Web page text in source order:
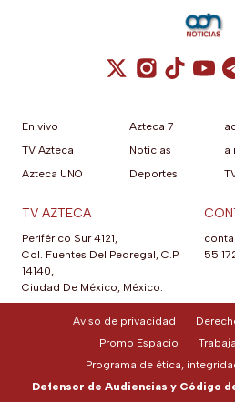
Cuenta de X /
Cuenta de
En vivo
TV Azteca
Azteca UNO
Azteca 7
Noticias
Deportes
a
TV AZTECA
Periférico Sur 4121,
Col. Fuentes Del Pedregal, C.P.
14140,
Ciudad De México, México.
55
Aviso de privacidad
Promo Espacio
Programa de ética,
Defensor de Audiencias y Código